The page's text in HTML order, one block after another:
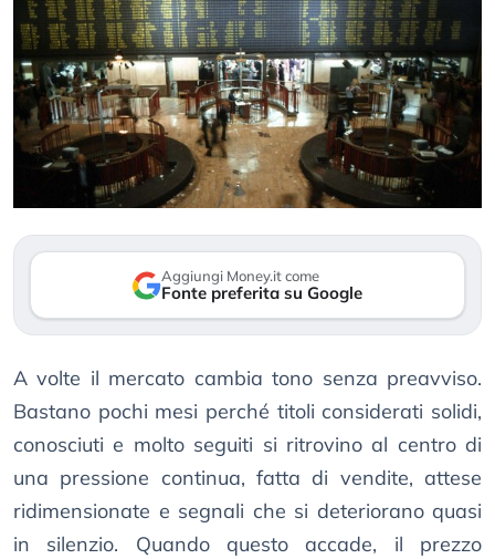
Aggiungi Money.it come
Fonte preferita su Google
A volte il mercato cambia tono senza preavviso.
Bastano pochi mesi perché titoli considerati solidi,
conosciuti e molto seguiti si ritrovino al centro di
una pressione continua, fatta di vendite, attese
ridimensionate e segnali che si deteriorano quasi
in silenzio. Quando questo accade, il prezzo